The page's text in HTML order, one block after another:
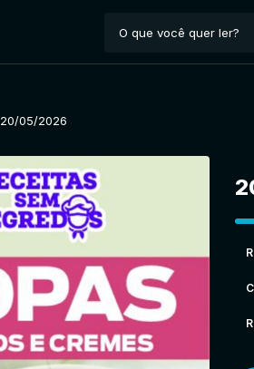
20/05/2026